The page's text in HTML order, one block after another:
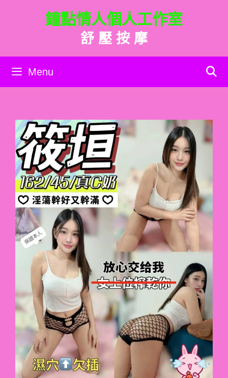
內
鐘點情人個人工作室
舒 壓 按 摩
Menu